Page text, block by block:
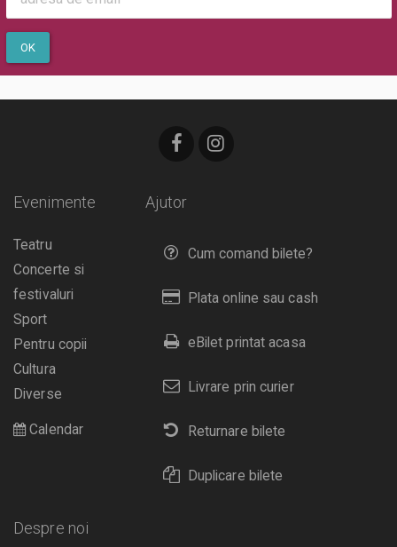
OK
Ajutor
Cum comand bilete?
Plata online sau cash
eBilet printat acasa
Livrare prin curier
Returnare bilete
Duplicare bilete
Evenimente
Teatru
Concerte si
festivaluri
Sport
Pentru copii
Cultura
Diverse
Calendar
Despre noi